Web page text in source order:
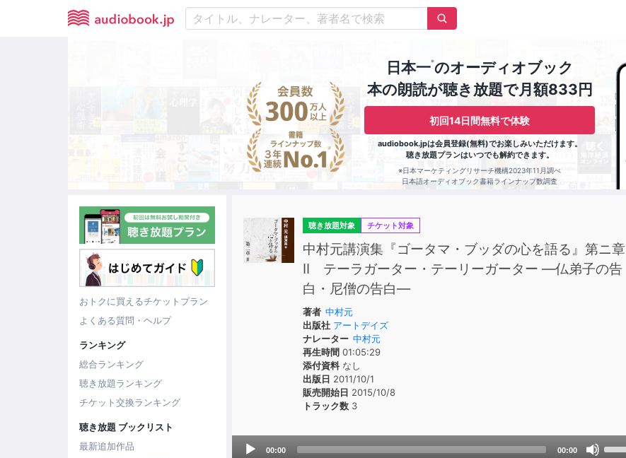
日本一※のオーディオブック
本の朗読が聴き放題で月額833円
初回14日間無料で体験
audiobook.jpは会員登録(無料)でお楽しみいただけます。
聴き放題プランはいつでも解約できます。
※日本マーケティングリサーチ機構2023年11月調べ
日本語オーディオブック書籍ラインナップ数調査
おトクに買えるチケットプラン
よくある質問・ヘルプ
ランキング
総合ランキング
聴き放題ランキング
チケット交換ランキング
聴き放題 ブックリスト
最新追加作品
聴き放題対象 チケット対象
中村元講演集『ゴータマ・ブッダの心を語る』第ニ章
II テーラガーター・テーリーガーター ―仏弟子の告
白・尼僧の告白―
著者 中村元
出版社 アートデイズ
ナレーター 中村元
再生時間01:05:29
添付資料なし
出版日 2011/10/1
販売開始日 2015/10/8
トラック数3
Audio
00:00 00:00